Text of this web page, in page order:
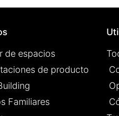
los camareros
de espacios
de producto
Familiares